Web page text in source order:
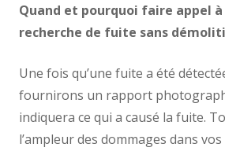
Quand et pourquoi faire appel
recherche de fuite sans
Une fois qu’une fuite a été
fournirons un rapport
indiquera ce qui a causé la fuite.
l’ampleur des dommages dans